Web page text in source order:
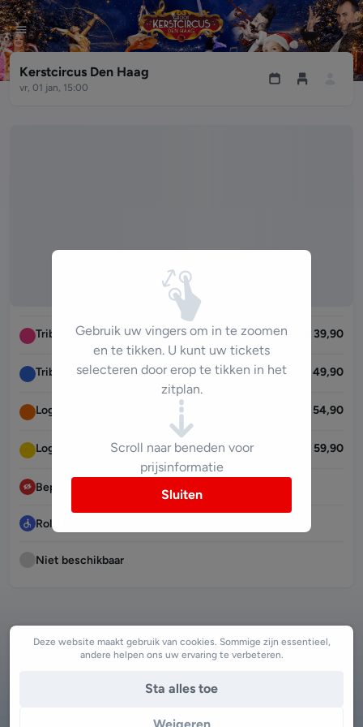
Kerstcircus Den Haag
vr, 01 jan, 15:00
Tribune C Left - Right € 21,90 - € 24,90
Tribune A Left - Right € 36,90 - € 39,90
Tribune Premium Left - Right € 46,90 - € 49,90
Loge 1 - 5 € 51,90 - € 54,90
Loge 3 € 56,90 - € 59,90
Beperkt zicht
Rolstoelplaatsen
Niet beschikbaar
Gebruik uw vingers om in te zoomen
en te tikken. U kunt uw tickets
selecteren door erop te tikken in het
zitplan.
Scroll naar beneden voor
prijsinformatie
Sluiten
Deze website maakt gebruik van cookies. Sommige zijn essentieel,
andere helpen ons uw ervaring te verbeteren.
Sta alles toe